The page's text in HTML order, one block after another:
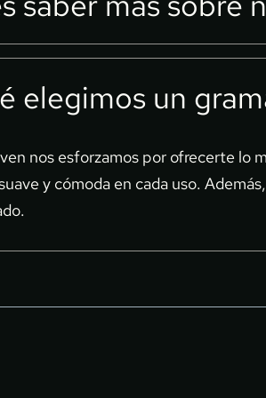
de recursos naturales. Así,
de piel están diseñadas con los
y elegancia. Descubre la
elegimos un
nos esforzamos por ofrecerte lo
y cómoda en cada uso.